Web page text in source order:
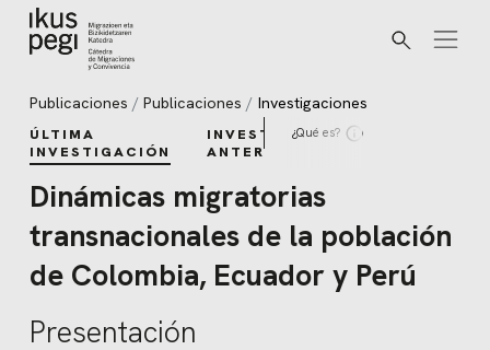
Ir directamente al contenido
Buscar
Publicaciones Publicaciones Investigaciones
ÚLTIMA
INVESTIGACIÓN
INVESTIGACIONES
ANTERIORES
¿Qué es?
Dinámicas migratorias
transnacionales de la población
de Colombia, Ecuador y Perú
Presentación